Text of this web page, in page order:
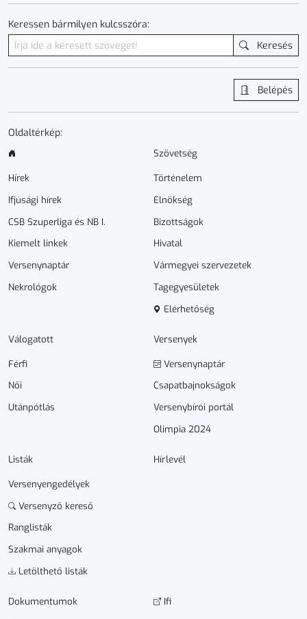
Keressen bármilyen kulcsszóra:
Keresés
Belépés
Oldaltérkép:
Hírek
Ifjúsági hírek
CSB Szuperliga és NB I.
Kiemelt linkek
Versenynaptár
Nekrológok
Szövetség
Történelem
Elnökség
Bizottságok
Hivatal
Vármegyei szervezetek
Tagegyesületek
Elérhetőség
Válogatott
Férfi
Női
Utánpótlás
Versenyek
Versenynaptár
Csapatbajnokságok
Versenybírói portál
Olimpia 2024
Listák
Versenyengedélyek
Versenyző kereső
Ranglisták
Szakmai anyagok
Letölthető listák
Hírlevél
Dokumen­­tumok Ifi